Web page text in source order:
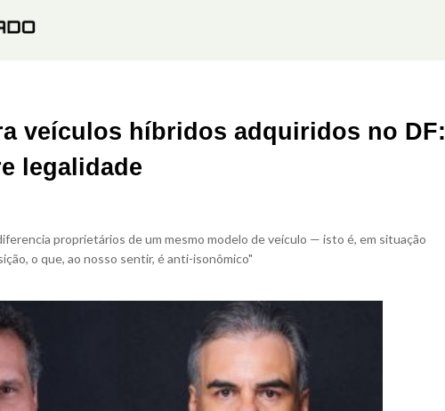
veículos híbridos adquiridos no DF:
legalidade
proprietários de um mesmo modelo de veículo — isto é, em situação
o que, ao nosso sentir, é anti-isonômico"